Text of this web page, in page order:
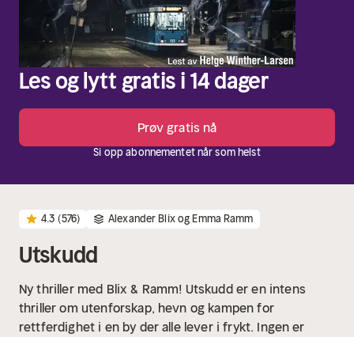
Les og lytt gratis i 14 dager
Prøv gratis nå
Si opp abonnementet når som helst
4.3 (576) Alexander Blix og Emma Ramm
Utskudd
Ny thriller med Blix & Ramm! Utskudd er en intens
thriller om utenforskap, hevn og kampen for
rettferdighet i en by der alle lever i frykt. Ingen er